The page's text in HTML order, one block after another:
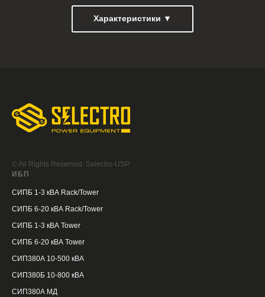
Характеристики ▼
© All Rights Reserved. Selectro-USP.
ИБП
СИПБ 1-3 кВА Rack/Tower
СИПБ 6-20 кВА Rack/Tower
СИПБ 1-3 кВА Tower
СИПБ 6-20 кВА Tower
СИП380А 10-500 кВА
СИП380Б 10-800 кВА
СИП380А МД